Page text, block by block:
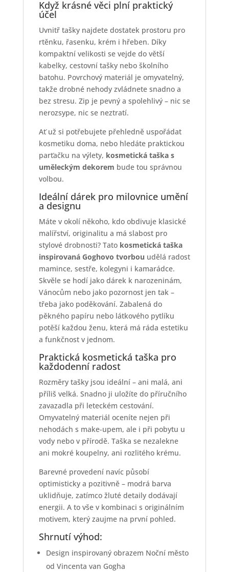
Když krásné věci plní praktický
účel
Uvnitř tašky najdete dostatek prostoru pro
rtěnku, řasenku, krém i hřeben. Díky
kompaktní velikosti se vejde do větší
kabelky, cestovní tašky nebo školního
batohu. Povrchový materiál je omyvatelný,
takže drobné nehody zvládnete snadno a
bez stresu. Zip je pevný a spolehlivý – nic se
nerozsype, nic se neztratí.
Ať už si potřebujete přehledně uspořádat
kosmetiku doma, nebo hledáte praktickou
parťačku na výlety, kosmetická taška s
uměleckým dekorem bude tou správnou
volbou.
Ideální dárek pro milovnice umění
a designu
Máte v okolí někoho, kdo obdivuje klasické
malířství, originalitu a má slabost pro
stylové drobnosti? Tato kosmetická taška
inspirovaná Goghovo tvorbou udělá radost
mamince, sestře, kolegyni i kamarádce.
Skvěle se hodí jako dárek k narozeninám,
Vánocům nebo jako pozornost jen tak –
třeba jako poděkování. Zabalená do
pěkného papíru nebo látkového pytlíku
potěší každou ženu, která má ráda estetiku
a funkčnost v jednom.
Praktická kosmetická taška pro
každodenní radost
Rozměry tašky jsou ideální – ani malá, ani
příliš velká. Snadno ji uložíte do příručního
zavazadla při leteckém cestování.
Omyvatelný materiál oceníte nejen při
nehodách s make-upem, ale i při pobytu u
vody nebo v přírodě. Taška se nezalekne
ani mokré koupelny, ani rozlitého krému.
Barevné provedení navíc působí
optimisticky a pozitivně – modrá barva
uklidňuje, zatímco žluté detaily dodávají
energii. A to vše v kombinaci s originálním
motivem, který zaujme na první pohled.
Shrnutí výhod:
Design inspirovaný obrazem Noční město
od Vincenta van Gogha